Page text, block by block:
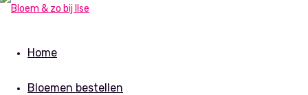
Home
Bloemen bestellen